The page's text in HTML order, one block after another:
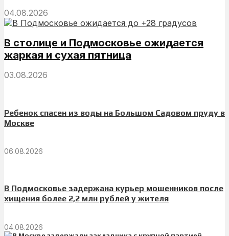
04.08.2026
В столице и Подмосковье ожидается
жаркая и сухая пятница
03.08.2026
Ребенок спасен из воды на Большом Садовом пруду в
Москве
06.08.2026
В Подмосковье задержана курьер мошенников после
хищения более 2,2 млн рублей у жителя
04.08.2026